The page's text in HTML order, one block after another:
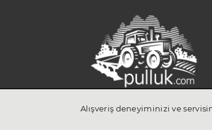
Alışveriş deneyiminizi ve